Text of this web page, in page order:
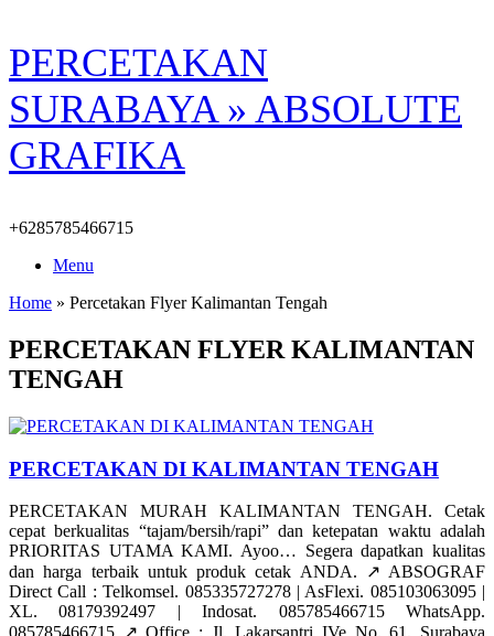
Skip
to
content
PERCETAKAN
SURABAYA » ABSOLUTE
GRAFIKA
+6285785466715
Menu
Home » Percetakan Flyer Kalimantan Tengah
PERCETAKAN FLYER KALIMANTAN
TENGAH
PERCETAKAN DI KALIMANTAN TENGAH
PERCETAKAN MURAH KALIMANTAN TENGAH. Cetak
cepat berkualitas “tajam/bersih/rapi” dan ketepatan waktu adalah
PRIORITAS UTAMA KAMI. Ayoo… Segera dapatkan kualitas
dan harga terbaik untuk produk cetak ANDA. ↗️ ABSOGRAF
Direct Call : Telkomsel. 085335727278 | AsFlexi. 085103063095 |
XL. 08179392497 | Indosat. 085785466715 WhatsApp.